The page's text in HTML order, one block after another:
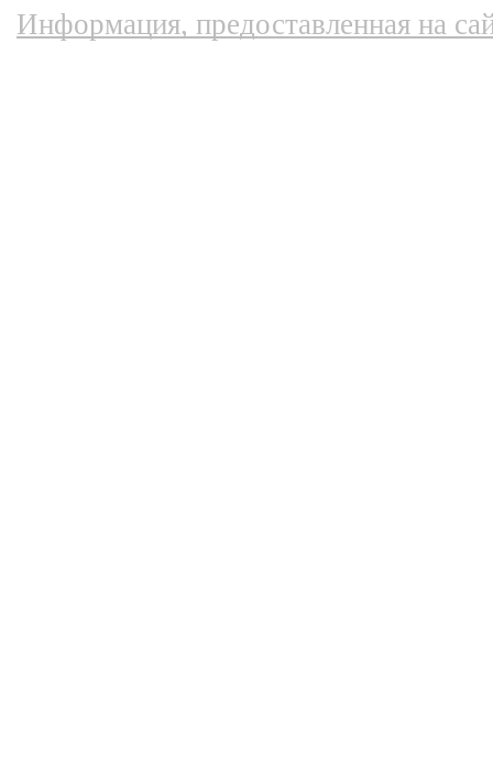
Информация, предоставленная на